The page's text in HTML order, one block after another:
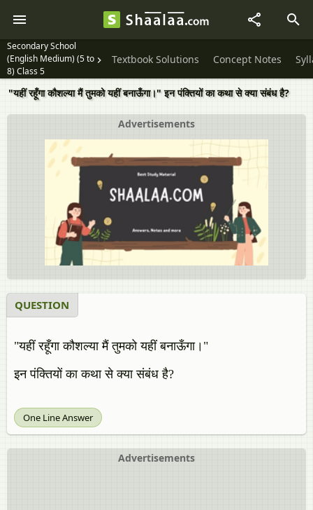
Secondary School
(English Medium) (5 to
8) Class 5
Textbook Solutions Concept Notes
"यहीं रहूँगा कौशल्या मैं तुमको यहीं बनाऊँगा।" इन पंक्तियों का कथा से क्या संबंध है?
Advertisements
QUESTION
"यहीं रहूँगा कौशल्या मैं तुमको यहीं बनाऊँगा।"
इन पंक्तियों का कथा से क्या संबंध है?
One Line Answer
Advertisements